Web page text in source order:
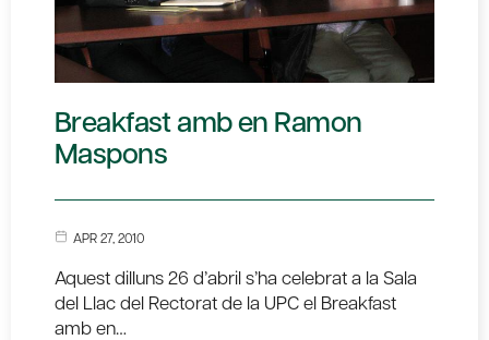
Breakfast amb en Ramon
Maspons
APR 27, 2010
Aquest dilluns 26 d’abril s’ha celebrat a la Sala
del Llac del Rectorat de la UPC el Breakfast
amb en…